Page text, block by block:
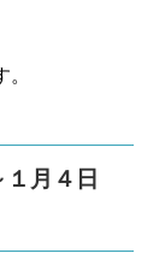
月４日